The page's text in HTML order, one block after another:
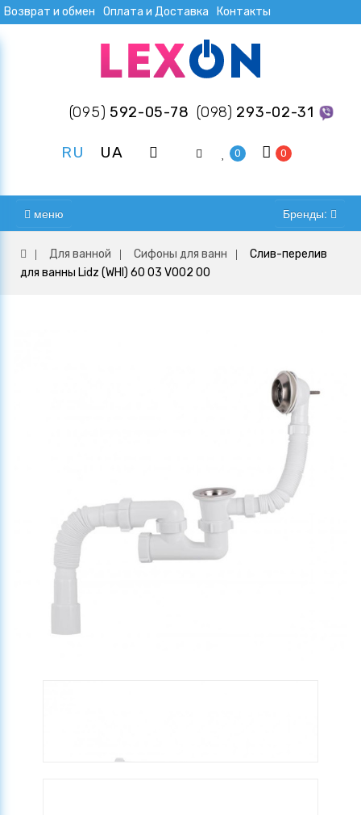
Возврат и обмен Оплата и Доставка Контакты
(095) 592-05-78 (098) 293-02-31
RU UA 0 0
меню Бренды:
Для ванной Сифоны для ванн
Слив-перелив
для ванны Lidz (WHI) 60 03 V002 00